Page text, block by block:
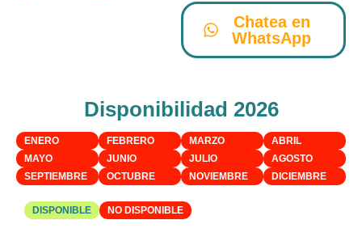
Chatea en
WhatsApp
Disponibilidad 2026
ENERO FEBRERO MARZO
ABRIL
MAYO
JUNIO JULIO
AGOSTO
SEPTIEMBRE
OCTUBRE NOVIEMBRE DICIEMBRE
DISPONIBLE NO DISPONIBLE